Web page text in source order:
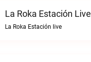
La Roka Estación Live
La Roka Estación live